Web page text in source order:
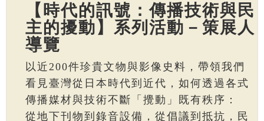
【時代的訊號：傳播技術與民
主的擾動】系列活動－策展人
導覽
以近200件珍貴文物與影像史料，帶領我們
看見臺灣從日本時代到近代，如何透過各式
傳播媒材與技術不斷「攪動」既有秩序：
從地下刊物到錄音設備，從倡議到抵抗，民